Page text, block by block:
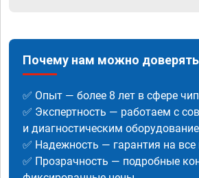
Почему нам можно
✅ Опыт — более 8 лет в сфере
✅ Экспертность — работаем с
и диагностическим
✅ Надежность — гарантия на
✅ Прозрачность — подробные